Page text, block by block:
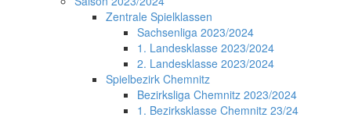
Zentrale Spielklassen
Sachsenliga 2023/2024
1. Landesklasse 2023/2024
2. Landesklasse 2023/2024
Spielbezirk Chemnitz
Bezirksliga Chemnitz 2023/2024
1. Bezirksklasse Chemnitz 23/24